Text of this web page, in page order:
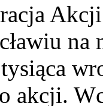
na
akcji.